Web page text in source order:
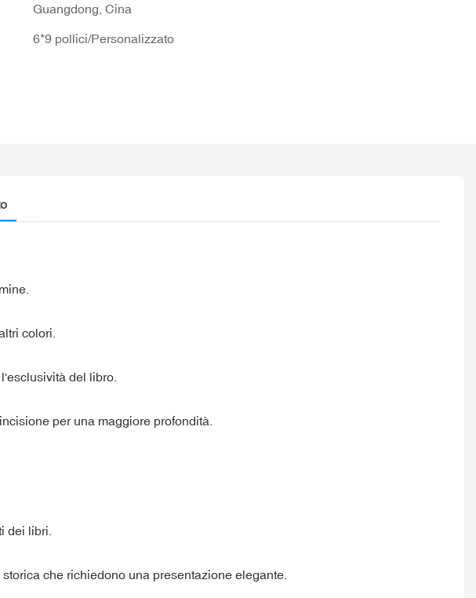
Guangdong, Cina
6*9 pollici/Personalizzato
colori.
del libro.
per una maggiore profondità.
dei libri.
che richiedono una presentazione elegante.